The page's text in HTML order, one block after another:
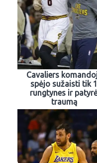
Cavaliers
spėjo sužaisti tik 1
rungtynes ir
traumą